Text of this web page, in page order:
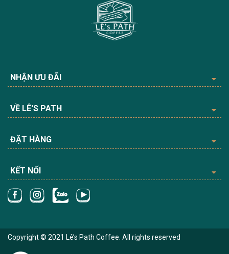
NHẬN ƯU ĐÃI
VỀ LÊ'S PATH
ĐẶT HÀNG
KẾT NỐI
Copyright © 2021 Lê’s Path Coffee. All rights reserved